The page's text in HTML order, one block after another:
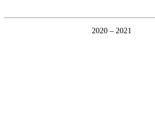
2020 – 2021